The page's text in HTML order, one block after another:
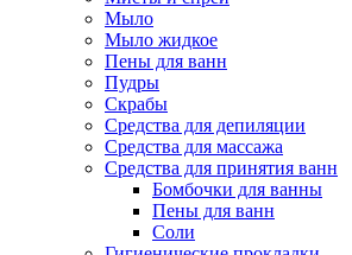
Мыло
Мыло жидкое
Пены для ванн
Пудры
Скрабы
Средства для депиляции
Средства для массажа
Средства для принятия ванн
Бомбочки для ванны
Пены для ванн
Соли